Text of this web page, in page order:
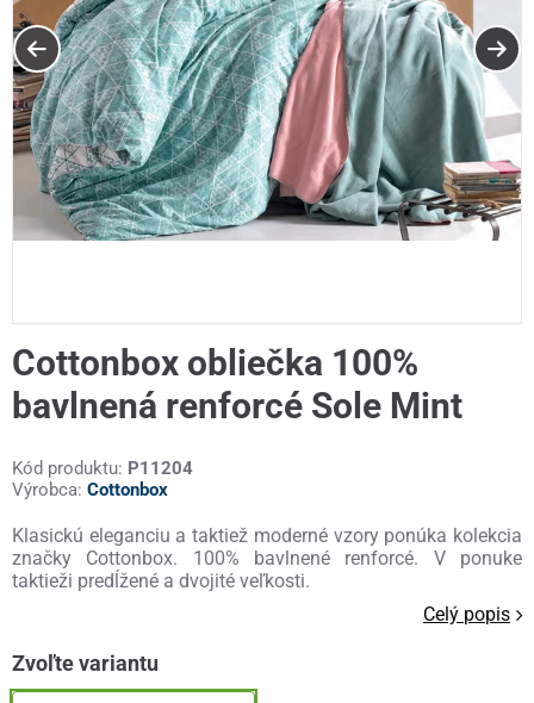
Cottonbox obliečka 100%
bavlnená renforcé Sole Mint
Kód produktu: P11204
Výrobca: Cottonbox
Klasickú eleganciu a taktiež moderné vzory ponúka kolekcia
značky Cottonbox. 100% bavlnené renforcé. V ponuke
taktieži predĺžené a dvojité veľkosti.
Celý popis
Zvoľte variantu